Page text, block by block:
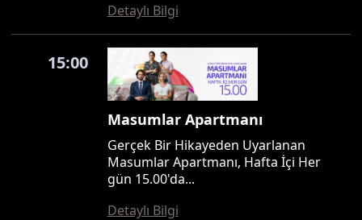
Detaylı Bilgi
15:00
Masumlar Apartmanı
Gerçek Bir Hikayeden Uyarlanan
Masumlar Apartmanı, Hafta İçi Her
gün 15.00'da...
Detaylı Bilgi